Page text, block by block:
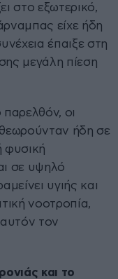
στο εξωτερικό,
είχε ήδη
έπαιξε στη
μεγάλη πίεση
οι
ήδη σε
φυσική
σε υψηλό
υγιής και
νοοτροπία,
τον
και το